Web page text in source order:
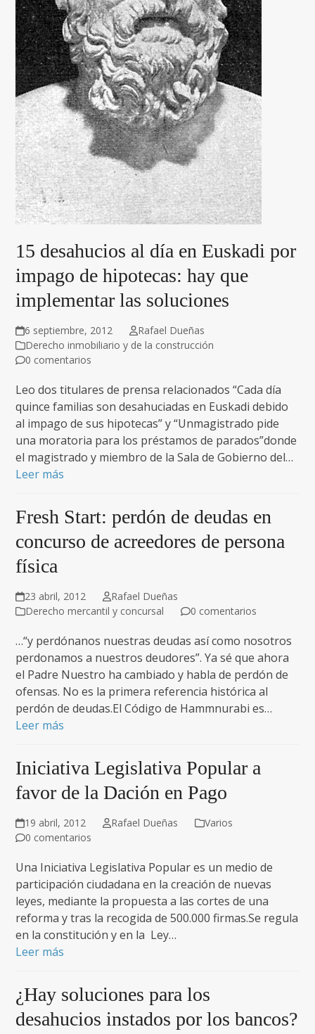
15 desahucios al día en Euskadi por
impago de hipotecas: hay que
implementar las soluciones
6 septiembre, 2012
Rafael Dueñas
Derecho inmobiliario y de la construcción
0 comentarios
Leo dos titulares de prensa relacionados “Cada día
quince familias son desahuciadas en Euskadi debido
al impago de sus hipotecas” y “Unmagistrado pide
una moratoria para los préstamos de parados”donde
el magistrado y miembro de la Sala de Gobierno del…
Leer más
Fresh Start: perdón de deudas en
concurso de acreedores de persona
física
23 abril, 2012
Rafael Dueñas
Derecho mercantil y concursal
0 comentarios
…“y perdónanos nuestras deudas así como nosotros
perdonamos a nuestros deudores”. Ya sé que ahora
el Padre Nuestro ha cambiado y habla de perdón de
ofensas. No es la primera referencia histórica al
perdón de deudas.El Código de Hammnurabi es…
Leer más
Iniciativa Legislativa Popular a
favor de la Dación en Pago
19 abril, 2012 Rafael Dueñas
Varios
0 comentarios
Una Iniciativa Legislativa Popular es un medio de
participación ciudadana en la creación de nuevas
leyes, mediante la propuesta a las cortes de una
reforma y tras la recogida de 500.000 firmas.Se regula
en la constitución y en la Ley…
Leer más
¿Hay soluciones para los
desahucios instados por los bancos?